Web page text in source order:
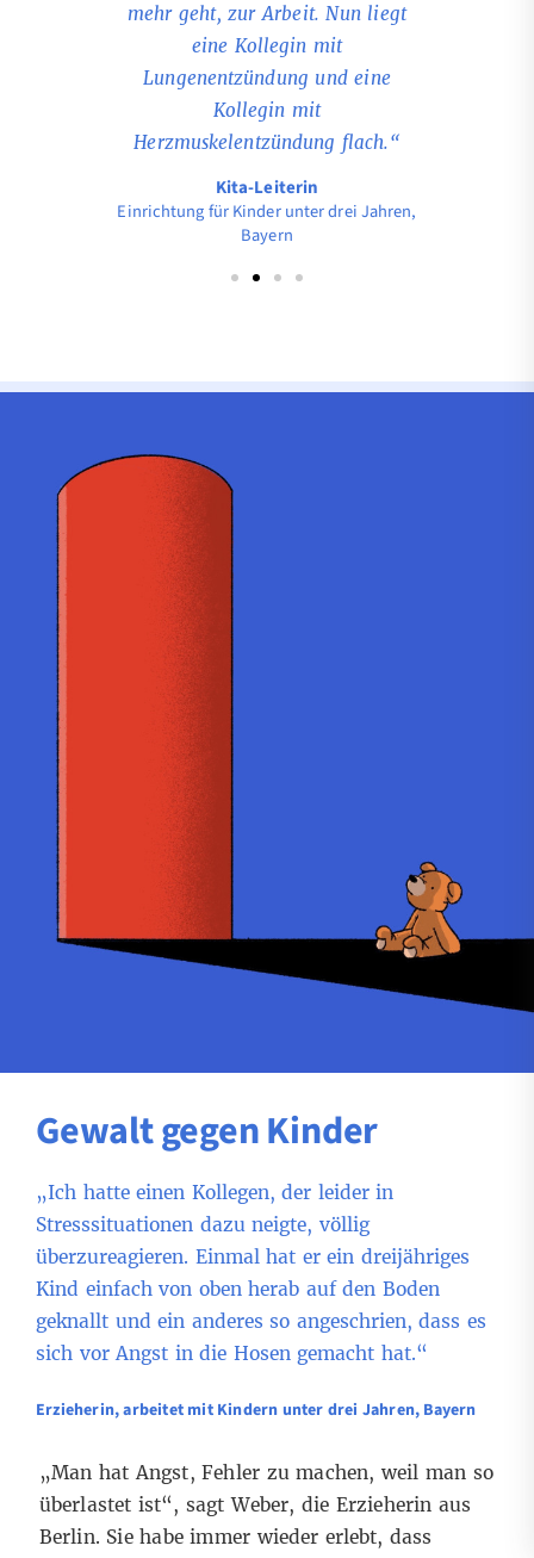
mehr geht, zur Arbeit. Nun liegt
eine Kollegin mit
Lungenentzündung und eine
Kollegin mit
Herzmuskelentzündung flach.“
Kita-Leiterin
Einrichtung für Kinder unter drei Jahren,
Bayern
Gewalt gegen Kinder
„Ich hatte einen Kollegen, der leider in
Stresssituationen dazu neigte, völlig
überzureagieren. Einmal hat er ein dreijähriges
Kind einfach von oben herab auf den Boden
geknallt und ein anderes so angeschrien, dass es
sich vor Angst in die Hosen gemacht hat.“
Erzieherin, arbeitet mit Kindern unter drei Jahren, Bayern
„Man hat Angst, Fehler zu machen, weil man so
überlastet ist“, sagt Weber, die Erzieherin aus
Berlin. Sie habe immer wieder erlebt, dass